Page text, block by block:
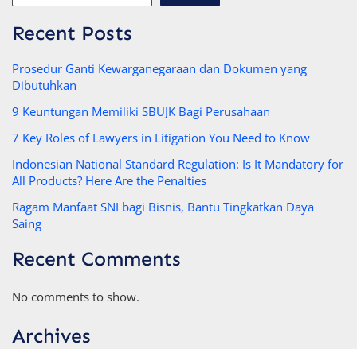
Recent Posts
Prosedur Ganti Kewarganegaraan dan Dokumen yang
Dibutuhkan
9 Keuntungan Memiliki SBUJK Bagi Perusahaan
7 Key Roles of Lawyers in Litigation You Need to Know
Indonesian National Standard Regulation: Is It Mandatory for
All Products? Here Are the Penalties
Ragam Manfaat SNI bagi Bisnis, Bantu Tingkatkan Daya
Saing
Recent Comments
No comments to show.
Archives